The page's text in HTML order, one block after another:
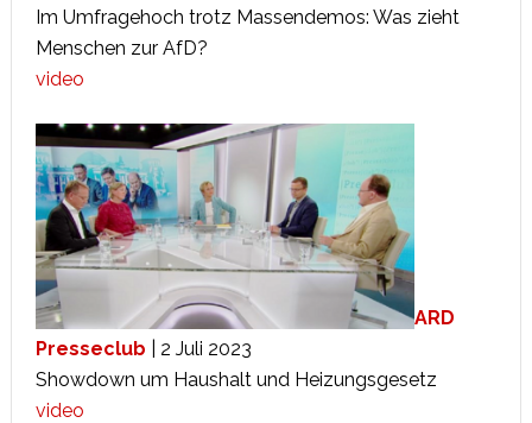
Im Umfragehoch trotz Massendemos: Was zieht
Menschen zur AfD?
video
ARD
Presseclub | 2 Juli 2023
Showdown um Haushalt und Heizungsgesetz
video